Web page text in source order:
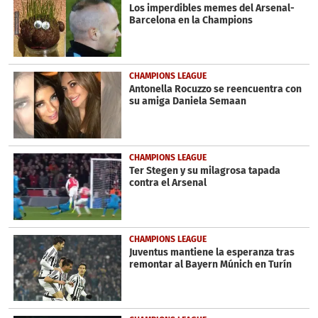
seconds
Los imperdibles memes del Arsenal-
Barcelona en la Champions
CHAMPIONS LEAGUE
Antonella Rocuzzo se reencuentra con
su amiga Daniela Semaan
CHAMPIONS LEAGUE
Ter Stegen y su milagrosa tapada
contra el Arsenal
CHAMPIONS LEAGUE
Juventus mantiene la esperanza tras
remontar al Bayern Múnich en Turín